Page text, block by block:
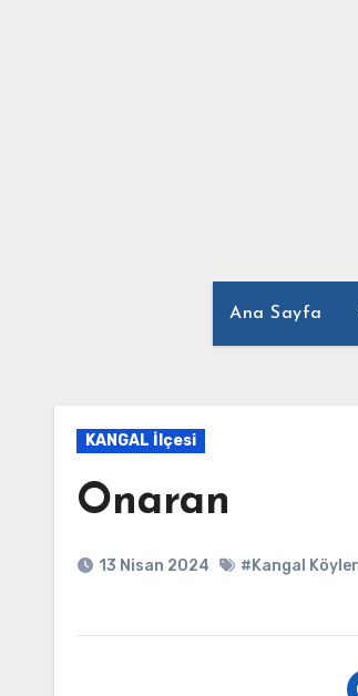
Ana Sayfa
KANGAL İlçesi
Onaran
13 Nisan 2024 #Kangal